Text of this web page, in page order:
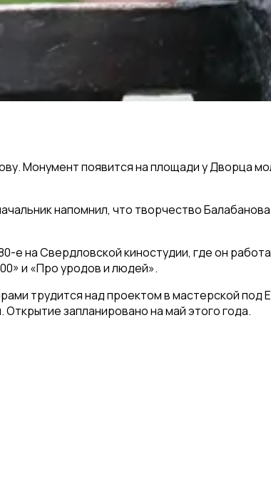
Монумент появится на площади у Дворца
напомнил, что творчество
е на Свердловской киностудии, где он
и «Про уродов и людей».
трудится над проектом в мастерской
запланировано на май этого года.